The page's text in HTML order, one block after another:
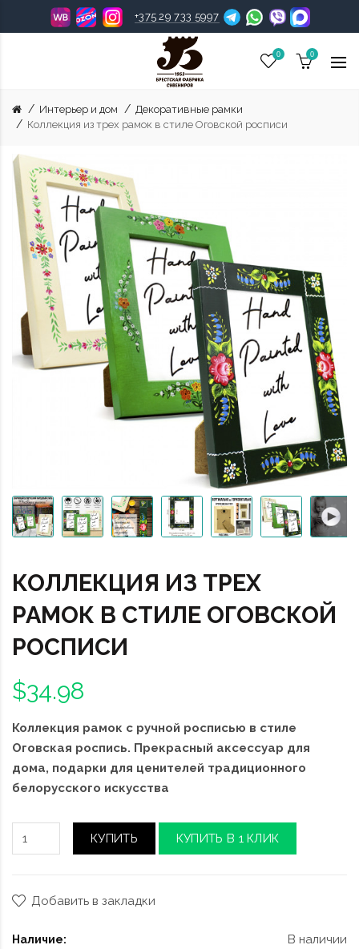
+375 29 733 5997
0 0
Интерьер и дом
Декоративные рамки
Коллекция из трех рамок в стиле Оговской росписи
КОЛЛЕКЦИЯ ИЗ ТРЕХ
РАМОК В СТИЛЕ ОГОВСКОЙ
РОСПИСИ
$34.98
Коллекция рамок с ручной росписью в стиле
Оговская роспись. Прекрасный аксессуар для
дома, подарки для ценителей традиционного
белорусского искусства
КУПИТЬ КУПИТЬ В 1 КЛИК
Добавить в закладки
Наличие: В наличии